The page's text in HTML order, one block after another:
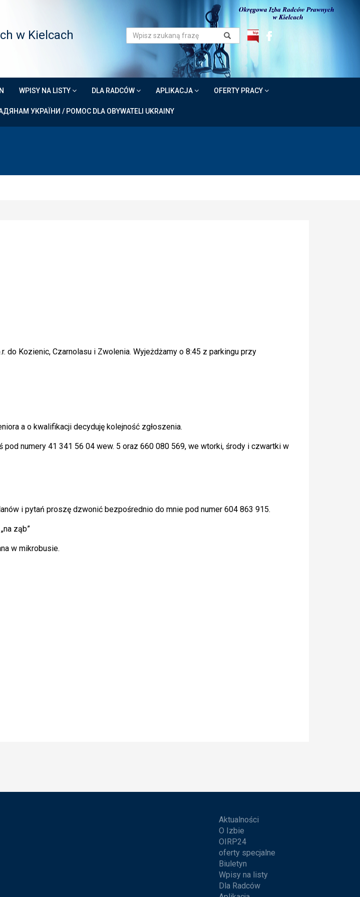
w Kielcach
WPISY NA LISTY DLA RADCÓW APLIKACJA OFERTY PRACY
УКРАЇНИ / POMOC DLA OBYWATELI UKRAINY
Kozienic, Czarnolasu i Zwolenia. Wyjeżdżamy o 8:45 z parkingu przy
a o kwalifikacji decyduję kolejność zgłoszenia.
pod numery 41 341 56 04 wew. 5 oraz 660 080 569, we wtorki, środy i czwartki w
i pytań proszę dzwonić bezpośrednio do mnie pod numer 604 863 915.
ząb”
w mikrobusie.
Aktualności
O Izbie
OIRP24
oferty specjalne
Biuletyn
Wpisy na listy
Dla Radców